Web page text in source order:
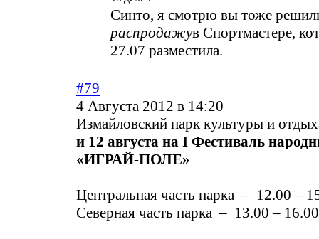
Синто, я смотрю вы тоже
распродажув Спортмастере,
27.07 разместила.
#79
4 Августа 2012 в 14:20
Измайловский парк культуры и
и 12 августа на I Фестиваль
«ИГРАЙ-ПОЛЕ»
Центральная часть парка – 12.00 –
Северная часть парка – 13.00 – 16.00